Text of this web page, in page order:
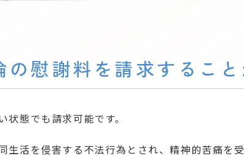
の慰謝料を請求するこ
態でも請求可能です。
生活を侵害する不法行為とされ、精神的苦痛を